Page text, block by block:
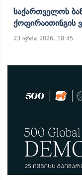
Საქართველოს
Ქოფირაითინგის
23 ივნისი 2026, 18:45